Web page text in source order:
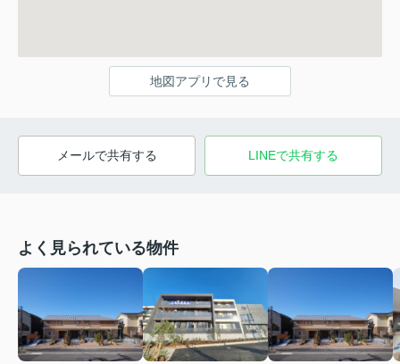
地図アプリで見る
メールで共有する LINEで共有する
よく見られている物件